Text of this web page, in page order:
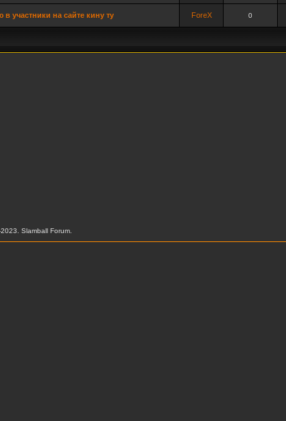
участники на сайте кину ту ForeX 0
Slamball Forum.